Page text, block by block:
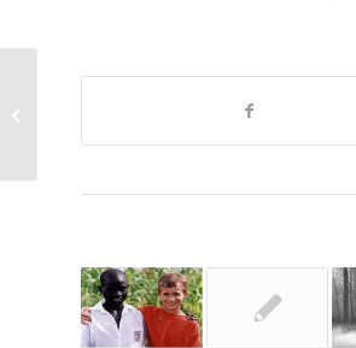
¿Cómo Trabajar con personas